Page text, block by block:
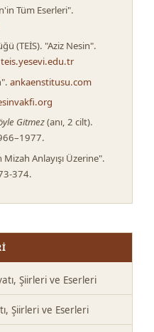
Tüm Eserleri".
(TEİS). "Aziz Nesin".
teis.yesevi.edu.tr
ankaenstitusu.com
Gitmez(anı, 2 cilt).
Anlayışı Üzerine".
374.
Şiirleri ve Eserleri
Şiirleri ve Eserleri